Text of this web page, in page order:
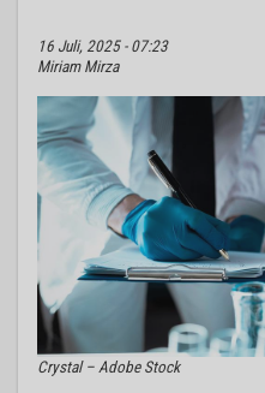
16 Juli, 2025 - 07:23
Miriam Mirza
Crystal – Adobe Stock